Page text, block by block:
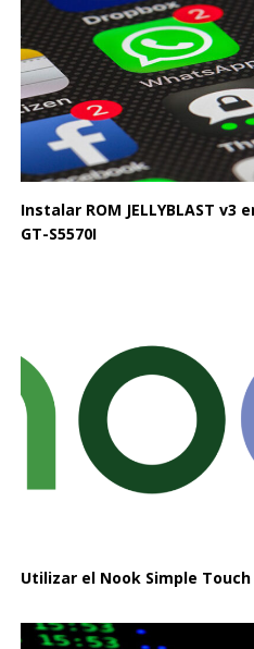
Instalar ROM JELLYBLAST v3
GT-S5570I
Utilizar el Nook Simple